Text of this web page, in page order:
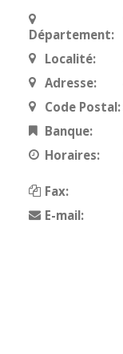
Département:
Localité:
Adresse:
Code Postal:
Banque:
Horaires:
Fax:
E-mail: